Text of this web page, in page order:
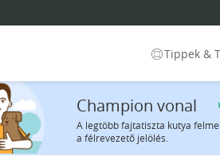
Tippek &
Champion vonal
A legtöbb fajtatiszta kutya
a félrevezető jelölés.